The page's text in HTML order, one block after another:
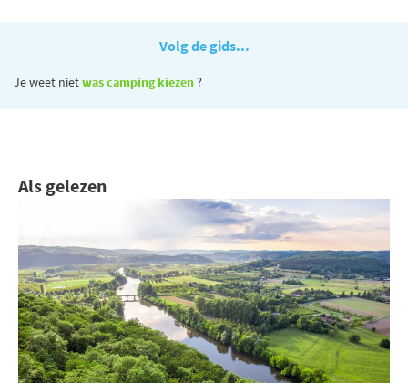
Volg de gids...
Je weet nietwas camping kiezen?
Als gelezen